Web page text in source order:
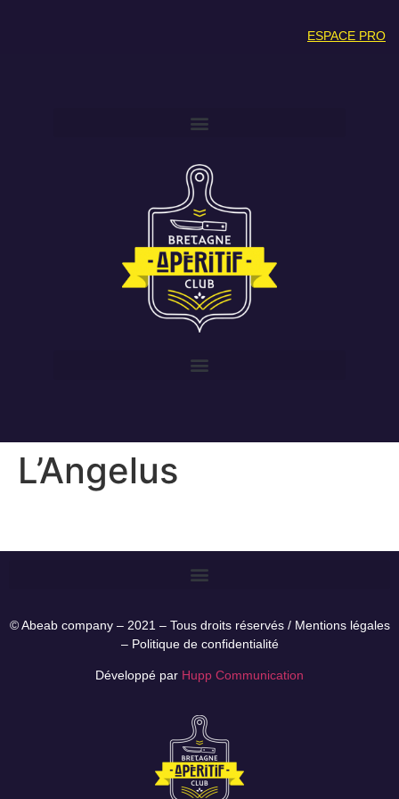
ESPACE PRO
L’Angelus
© Abeab company – 2021 – Tous droits réservés / Mentions légales
– Politique de confidentialité
Développé par Hupp Communication